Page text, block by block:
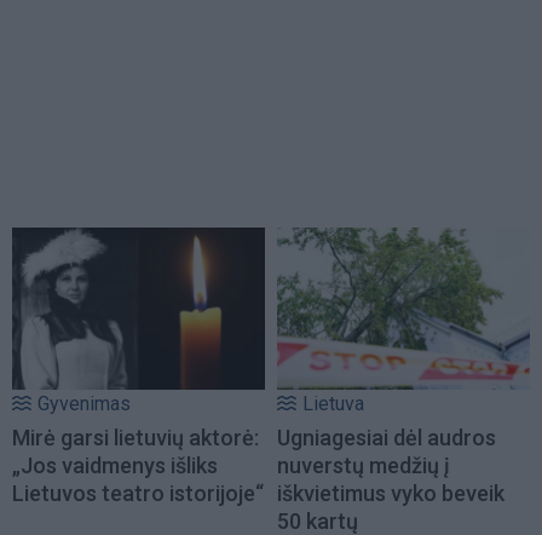
Gyvenimas
Mirė garsi lietuvių aktorė:
„Jos vaidmenys išliks
Lietuvos teatro istorijoje“
Lietuva
Ugniagesiai dėl audros
nuverstų medžių į
iškvietimus vyko beveik
50 kartų